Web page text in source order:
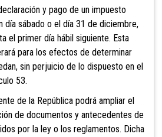
laración y pago de un impuesto
día sábado o el día 31 de diciembre,
el primer día hábil siguiente. Esta
para los efectos de determinar
sin perjuicio de lo dispuesto en el
53.
de la República podrá ampliar el
de documentos y antecedentes de
por la ley o los reglamentos. Dicha